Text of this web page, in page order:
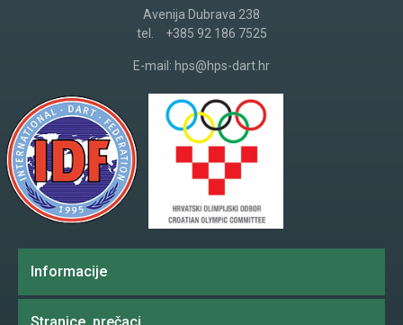
Avenija Dubrava 238
tel.
+385 92 186 7525
E-mail: hps@hps-dart.hr
Informacije
Stranice, prečaci